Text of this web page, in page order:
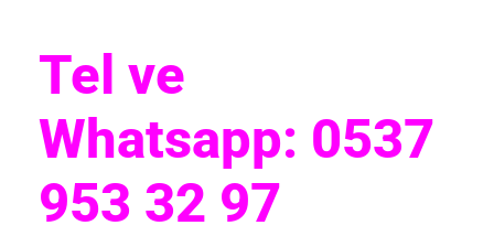
Tel ve
Whatsapp: 0537
953 32 97